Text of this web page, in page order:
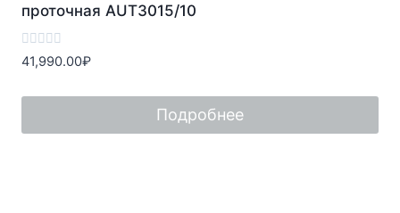
проточная AUT3015/10
Оценка
0
5
41,990.00₽
Подробнее